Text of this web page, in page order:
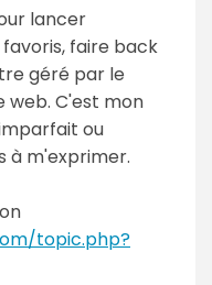
lancer
faire back
géré par le
web. C'est mon
ou
à m'exprimer.
topic.php?